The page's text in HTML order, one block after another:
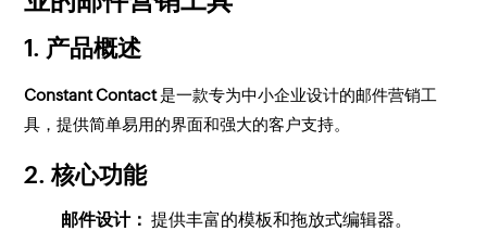
1. 产品概述
Constant Contact是一款专为中小企业设计的邮件营销工
具，提供简单易用的界面和强大的客户支持。
2. 核心功能
邮件设计： 提供丰富的模板和拖放式编辑器。